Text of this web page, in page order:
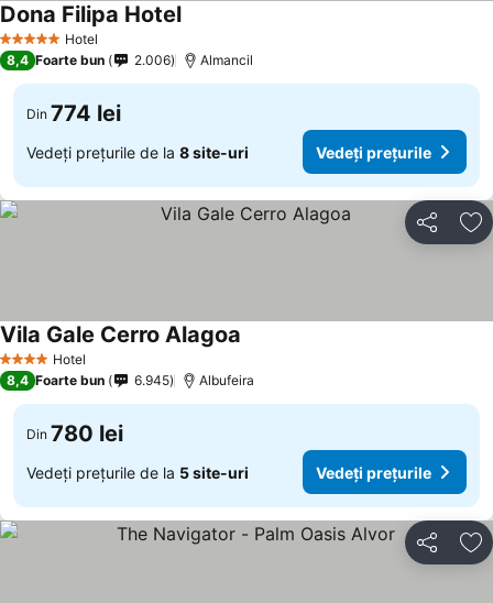
5 Stele Hotel
Dona Filipa Hotel
8,4 Foarte bun 2.006 Almancil
Din 774 lei
Vedeți prețurile de la 8 site-uri Vedeți prețurile
Distribuiți
4 Stele Hotel
Vila Gale Cerro Alagoa
8,4 Foarte bun 6.945 Albufeira
Din 780 lei
Vedeți prețurile de la 5 site-uri Vedeți prețurile
Distribuiți